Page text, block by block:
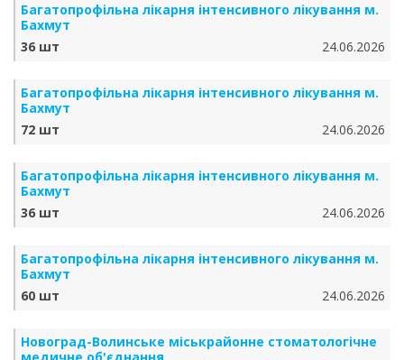
Багатопрофільна лікарня інтенсивного лікування м.
Бахмут
36 шт
24.06.2026
Багатопрофільна лікарня інтенсивного лікування м.
Бахмут
72 шт
24.06.2026
Багатопрофільна лікарня інтенсивного лікування м.
Бахмут
36 шт
24.06.2026
Багатопрофільна лікарня інтенсивного лікування м.
Бахмут
60 шт
24.06.2026
Новоград-Волинське міськрайонне стоматологічне